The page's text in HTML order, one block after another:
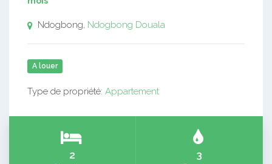
Ndogbong, Ndogbong Douala
A louer
Type de propriété: Appartement
2 3